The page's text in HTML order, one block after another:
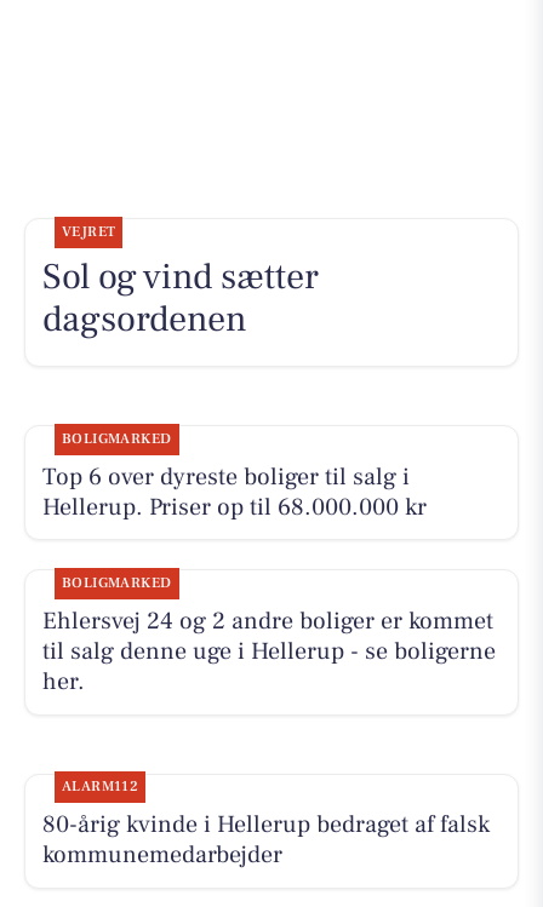
VEJRET
Sol og vind sætter
dagsordenen
BOLIGMARKED
Top 6 over dyreste boliger til salg i
Hellerup. Priser op til 68.000.000 kr
BOLIGMARKED
Ehlersvej 24 og 2 andre boliger er kommet
til salg denne uge i Hellerup - se boligerne
her.
ALARM112
80-årig kvinde i Hellerup bedraget af falsk
kommunemedarbejder